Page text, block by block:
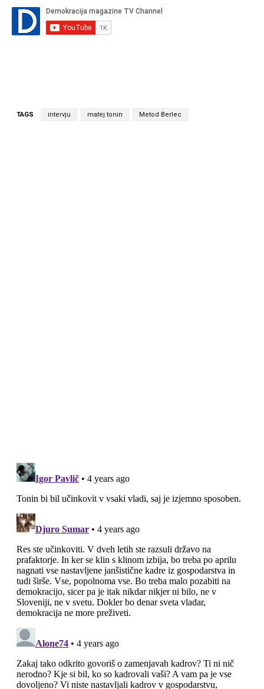
TAGS intervju matej tonin Metod Berlec